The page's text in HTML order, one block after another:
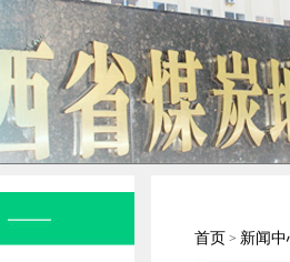
首页 > 新闻中